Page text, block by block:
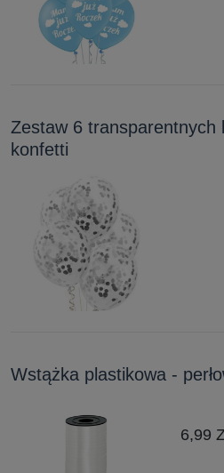
Zestaw 6 transparentnych
konfetti
Wstążka plastikowa -
6,99